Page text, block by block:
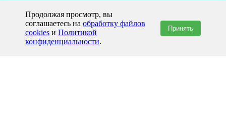
Продолжая просмотр, вы
соглашаетесь на обработку файлов
cookies и Политикой
конфиденциальности.
Принять